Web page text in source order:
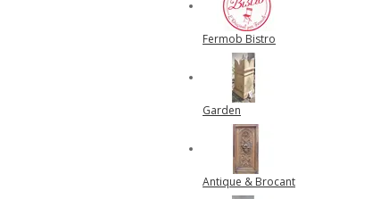
Fermob Bistro
Garden
Antique & Brocant